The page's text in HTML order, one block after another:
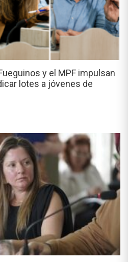
y el MPF impulsan
lotes a jóvenes de